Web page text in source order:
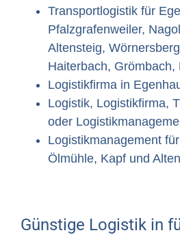
Transportlogistik für
Pfalzgrafenweiler,
Altensteig,
Haiterbach, Grömbach,
Logistikfirma in
Logistik, Logistikfirma,
oder
Logistikmanagement
Ölmühle, Kapf und
Günstige Logistik in